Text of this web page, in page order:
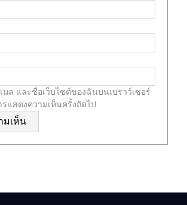
มล และชื่อเว็บไซต์ของฉันบนเบราว์เซอร์
แสดงความเห็นครั้งถัดไป